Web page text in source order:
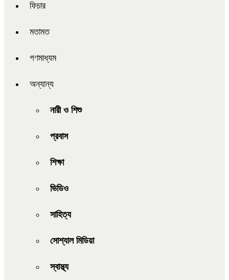
ফিচার
মতামত
গণমাধ্যম
অন্যান্য
নারী ও শিশু
প্রবাস
শিক্ষা
ভিডিও
সাহিত্য
সোশ্যাল মিডিয়া
স্বাস্থ্য